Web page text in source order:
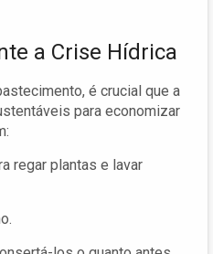
a Crise Hídrica
é crucial que a
para economizar
regar plantas e lavar